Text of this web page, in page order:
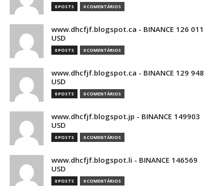
0 POSTS 0 COMENTÁRIOS
www.dhcfjf.blogspot.ca - BINANCE 126 011
USD
0 POSTS 0 COMENTÁRIOS
www.dhcfjf.blogspot.ca - BINANCE 129 948
USD
0 POSTS 0 COMENTÁRIOS
www.dhcfjf.blogspot.jp - BINANCE 149903
USD
0 POSTS 0 COMENTÁRIOS
www.dhcfjf.blogspot.li - BINANCE 146569
USD
0 POSTS 0 COMENTÁRIOS